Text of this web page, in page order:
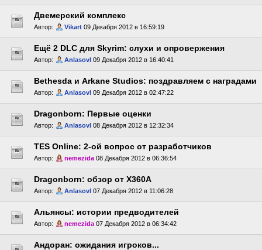
Двемерский комплекс
Автор: Vikart 09 Декабря 2012 в 16:59:19
Ещё 2 DLC для Skyrim: слухи и опровержения
Автор: Anlasovl 09 Декабря 2012 в 16:40:41
Bethesda и Arkane Studios: поздравляем с наградами
Автор: Anlasovl 09 Декабря 2012 в 02:47:22
Dragonborn: Первые оценки
Автор: Anlasovl 08 Декабря 2012 в 12:32:34
TES Online: 2-ой вопрос от разработчиков
Автор: nemezida 08 Декабря 2012 в 06:36:54
Dragonborn: обзор от X360A
Автор: Anlasovl 07 Декабря 2012 в 11:06:28
Альянсы: истории предводителей
Автор: nemezida 07 Декабря 2012 в 06:34:42
Андоран: ожидания игроков...